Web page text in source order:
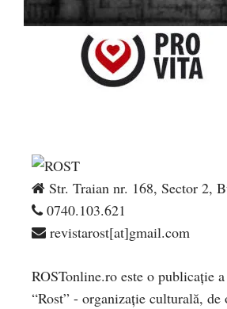
Str. Traian nr. 168, Sector 2,
0740.103.621
revistarost[at]gmail.com
ROSTonline.ro este o publicaţie
“Rost” - organizaţie culturală, de